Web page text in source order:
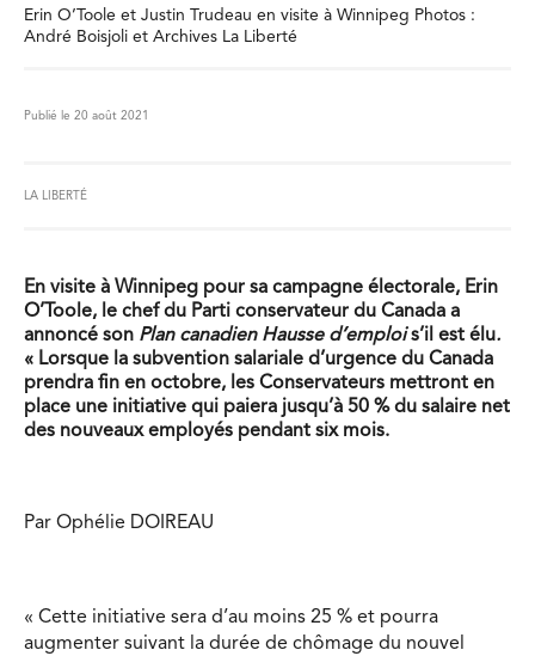
Erin O’Toole et Justin Trudeau en visite à Winnipeg Photos :
André Boisjoli et Archives La Liberté
Publié le 20 août 2021
LA LIBERTÉ
En visite à Winnipeg pour sa campagne électorale, Erin
O’Toole, le chef du Parti conservateur du Canada a
annoncé son Plan canadien Hausse d’emplois’il est élu.
« Lorsque la subvention salariale d’urgence du Canada
prendra fin en octobre, les Conservateurs mettront en
place une initiative qui paiera jusqu’à 50 % du salaire net
des nouveaux employés pendant six mois.
Par Ophélie DOIREAU
« Cette initiative sera d’au moins 25 % et pourra
augmenter suivant la durée de chômage du nouvel